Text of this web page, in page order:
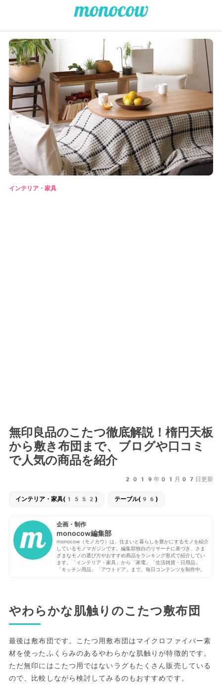
インテリア・家具
無印良品のこたつ徹底解説！楕円天板
から敷き布団まで、ブログや口コミ
で人気の商品を紹介
2019年01月07日更新
インテリア・家具(1552) テーブル(96)
企画・制作
monocow編集部
monocow（モノカウ）は、住まいと暮らしを豊かにするモノを紹介
しているモノマガジンです。編集部独自のリサーチに基づき、さま
ざまなモノの選び方やおすすめ商品をランキング形式で紹介してい
ます。「インテリア・家具」から「家電」「生活雑貨・日用品」
「キッチン用品」「アウトドア」まで、毎日コンテンツを制作中。
やわらかな肌触りのこたつ敷布団
最後は敷布団です。こたつ用敷布団はマイクロファイバー素
材を使ったふくらみのあるやわらかな肌触りが特徴的です。
ただ無印にはこたつ用ではないラグもたくさん販売している
ので、比較しながら検討してみるのもおすすめです。